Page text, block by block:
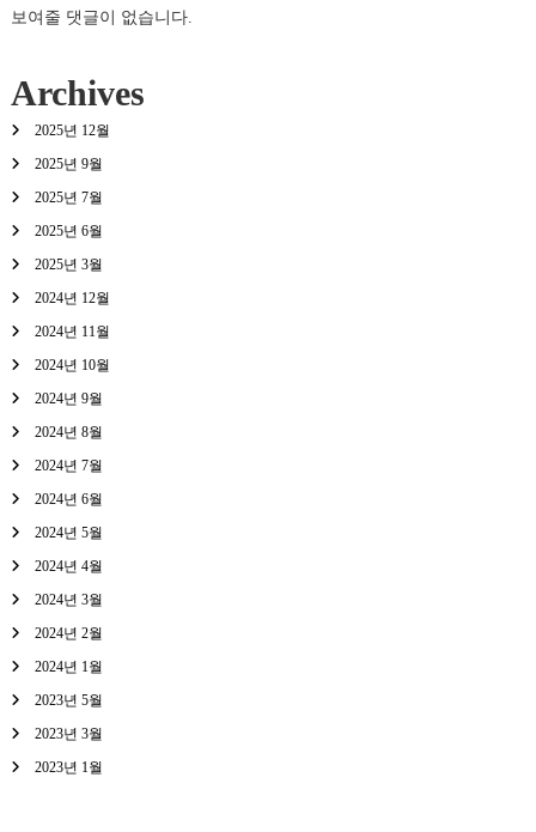
보여줄 댓글이 없습니다.
Archives
2025년 12월
2025년 9월
2025년 7월
2025년 6월
2025년 3월
2024년 12월
2024년 11월
2024년 10월
2024년 9월
2024년 8월
2024년 7월
2024년 6월
2024년 5월
2024년 4월
2024년 3월
2024년 2월
2024년 1월
2023년 5월
2023년 3월
2023년 1월